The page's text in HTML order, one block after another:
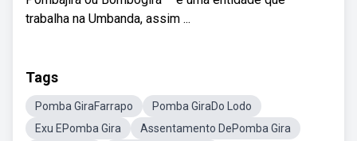
trabalha na Umbanda, assim ...
Tags
Pomba GiraFarrapo
Pomba GiraDo Lodo
Exu EPomba Gira
Assentamento DePomba Gira